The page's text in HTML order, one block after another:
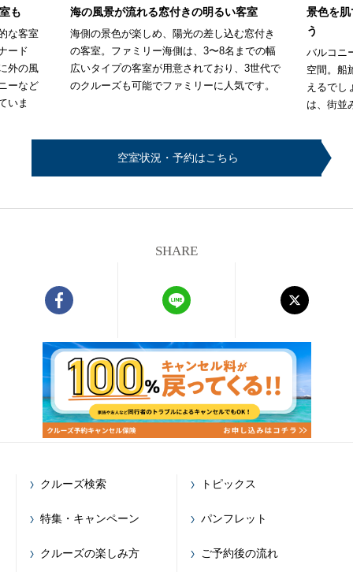
も
な客室
ード
外の風
ーなど
いま
海の風景が流れる窓付きの明るい客室
海側の景色が楽しめ、陽光の差し込む窓付き
の客室。ファミリー海側は、3〜8名までの幅
広いタイプの客室が用意されており、3世代で
のクルーズも可能でファミリーに人気です。
景色を
う
バルコニ
空間。船
えるでし
は、街並
空室状況・予約はこちら
SHARE
クルーズ検索
特集・キャンペーン
クルーズの楽しみ方
トピックス
パンフレット
ご予約後の流れ